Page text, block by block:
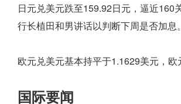
日元兑美元跌至159.92日元，逼近
行长植田和男讲话以判断下周是否加息。
欧元兑美元基本持平于1.1629美元，
国际要闻